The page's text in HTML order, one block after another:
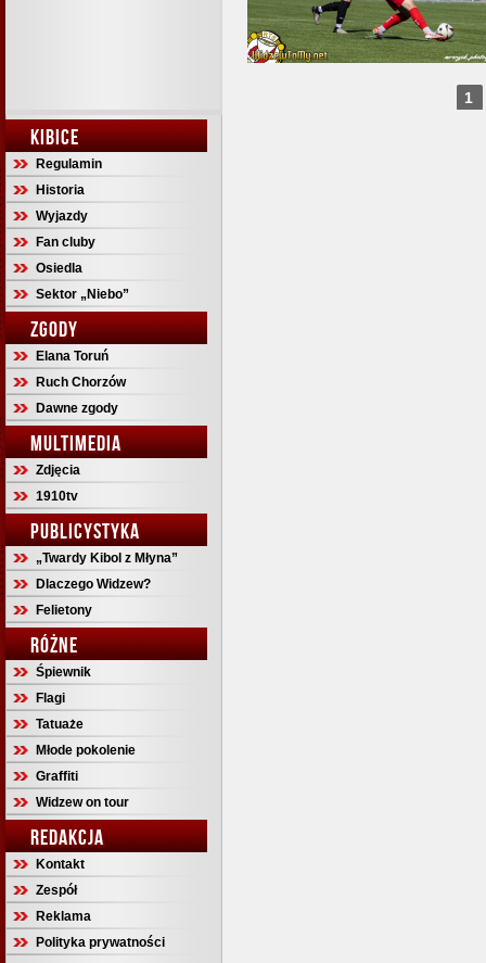
KIBICE
Regulamin
Historia
Wyjazdy
Fan cluby
Osiedla
Sektor „Niebo”
ZGODY
Elana Toruń
Ruch Chorzów
Dawne zgody
MULTIMEDIA
Zdjęcia
1910tv
PUBLICYSTYKA
„Twardy Kibol z Młyna”
Dlaczego Widzew?
Felietony
RÓŻNE
Śpiewnik
Flagi
Tatuaże
Młode pokolenie
Graffiti
Widzew on tour
REDAKCJA
Kontakt
Zespół
Reklama
Polityka prywatności
1